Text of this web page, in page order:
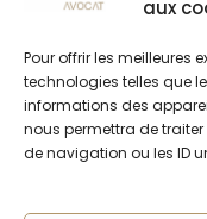
aux
Pour offrir les meilleures
technologies telles que
informations des
nous permettra de
de navigation ou les ID